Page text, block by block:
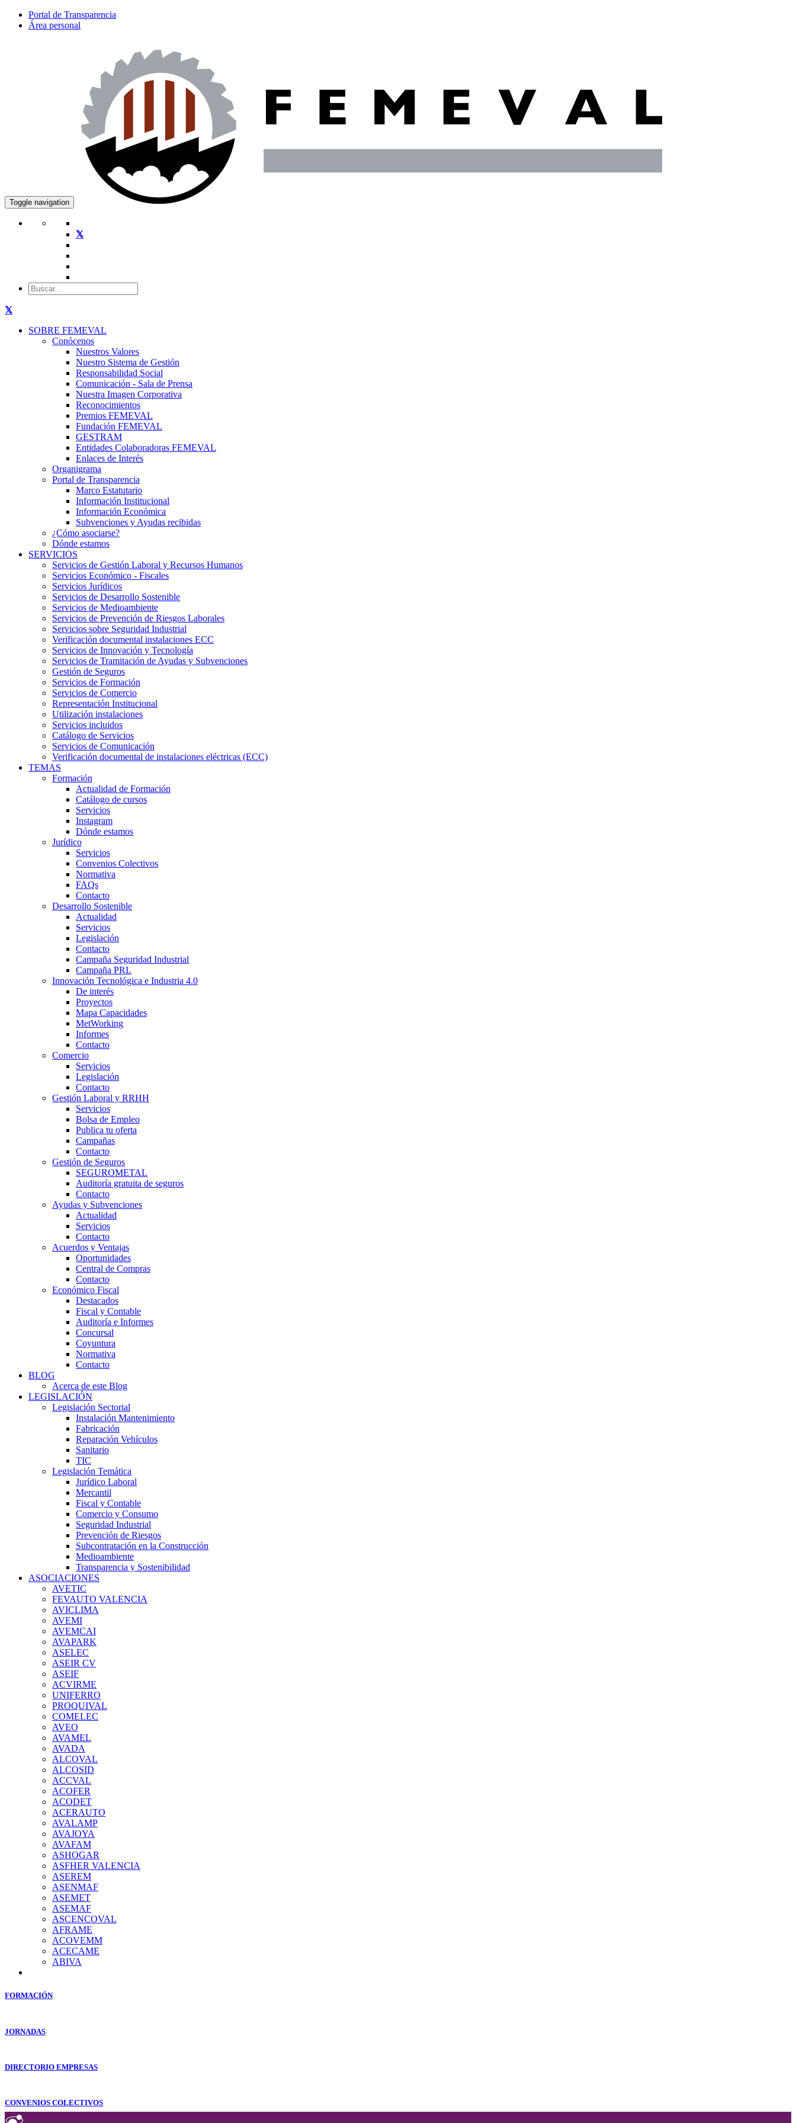
Portal de Transparencia
Área personal
Toggle navigation
SOBRE FEMEVAL
Conócenos
Nuestros Valores
Nuestro Sistema de Gestión
Responsabilidad Social
Comunicación - Sala de Prensa
Nuestra Imagen Corporativa
Reconocimientos
Premios FEMEVAL
Fundación FEMEVAL
GESTRAM
Entidades Colaboradoras FEMEVAL
Enlaces de Interés
Organigrama
Portal de Transparencia
Marco Estatutario
Información Institucional
Información Económica
Subvenciones y Ayudas recibidas
¿Cómo asociarse?
Dónde estamos
SERVICIOS
Servicios de Gestión Laboral y Recursos Humanos
Servicios Económico - Fiscales
Servicios Jurídicos
Servicios de Desarrollo Sostenible
Servicios de Medioambiente
Servicios de Prevención de Riesgos Laborales
Servicios sobre Seguridad Industrial
Verificación documental instalaciones ECC
Servicios de Innovación y Tecnología
Servicios de Tramitación de Ayudas y Subvenciones
Gestión de Seguros
Servicios de Formación
Servicios de Comercio
Representación Institucional
Utilización instalaciones
Servicios incluidos
Catálogo de Servicios
Servicios de Comunicación
Verificación documental de instalaciones eléctricas (ECC)
TEMAS
Formación
Actualidad de Formación
Catálogo de cursos
Servicios
Instagram
Dónde estamos
Jurídico
Servicios
Convenios Colectivos
Normativa
FAQs
Contacto
Desarrollo Sostenible
Actualidad
Servicios
Legislación
Contacto
Campaña Seguridad Industrial
Campaña PRL
Innovación Tecnológica e Industria 4.0
De interés
Proyectos
Mapa Capacidades
MetWorking
Informes
Contacto
Comercio
Servicios
Legislación
Contacto
Gestión Laboral y RRHH
Servicios
Bolsa de Empleo
Publica tu oferta
Campañas
Contacto
Gestión de Seguros
SEGUROMETAL
Auditoría gratuita de seguros
Contacto
Ayudas y Subvenciones
Actualidad
Servicios
Contacto
Acuerdos y Ventajas
Oportunidades
Central de Compras
Contacto
Económico Fiscal
Destacados
Fiscal y Contable
Auditoría e Informes
Concursal
Coyuntura
Normativa
Contacto
BLOG
Acerca de este Blog
LEGISLACIÓN
Legislación Sectorial
Instalación Mantenimiento
Fabricación
Reparación Vehículos
Sanitario
TIC
Legislación Temática
Jurídico Laboral
Mercantil
Fiscal y Contable
Comercio y Consumo
Seguridad Industrial
Prevención de Riesgos
Subcontratación en la Construcción
Medioambiente
Transparencia y Sostenibilidad
ASOCIACIONES
AVETIC
FEVAUTO VALENCIA
AVICLIMA
AVEMI
AVEMCAI
AVAPARK
ASELEC
ASEIR CV
ASEIF
ACVIRME
UNIFERRO
PROQUIVAL
COMELEC
AVEO
AVAMEL
AVADA
ALCOVAL
ALCOSID
ACCVAL
ACOFER
ACODET
ACERAUTO
AVALAMP
AVAJOYA
AVAFAM
ASHOGAR
ASFHER VALENCIA
ASEREM
ASENMAF
ASEMET
ASEMAF
ASCENCOVAL
AFRAME
ACOVEMM
ACECAME
ABIVA
FORMACIÓN
JORNADAS
DIRECTORIO EMPRESAS
CONVENIOS COLECTIVOS